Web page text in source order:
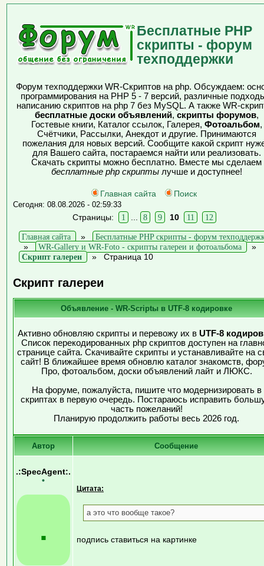
Бесплатные PHP
скрипты - форум
техподдержки
Форум техподдержки WR-Скриптов на php. Обсуждаем:
программирования на PHP 5 - 7 версий, различные
написанию скриптов на php 7 без MySQL. А также WR-
бесплатные доски объявлений, скрипты форумов,
Гостевые книги, Каталог ссылок, Галерея, Фотоальбом,
Счётчики, Рассылки, Анекдот и другие. Принимаются
пожелания для новых версий. Сообщите какой скрипт
для Вашего сайта, постараемся найти или реализовать.
Скачать скрипты можно бесплатно. Вместе мы сделаем
бесплатные php скриптылучше и доступнее!
Главная сайта Поиск
Сегодня: 08.08.2026 - 02:59:33
Страницы: 1 8 9 10 11 12
Главная сайта »
Бесплатные PHP скрипты - форум
»
WR-Gallery и WR-Foto - скрипты галереи и фотоальбома
»
Скрипт галереи
» Страница 10
Скрипт галереи
Объявление - WR-Scriptы в UTF-8 кодировке
Активно обновляю скрипты и перевожу их в UTF-8
Список перекодированных php скриптов доступен на
странице сайта. Скачивайте скрипты и устанавливайте на
сайт! В ближайшее время обновлю каталог знакомств,
Про, фотоальбом, доски объявлений лайт и ЛЮКС.
На форуме, пожалуйста, пишите что модернизировать в
скриптах в первую очередь. Постараюсь исправить
часть пожеланий!
Планирую продолжить работы весь 2026 год.
Автор Сообщение
.:SpecAgent:.
•
.
Цитата:
а это что вообще такое?
подпись ставиться на картинке